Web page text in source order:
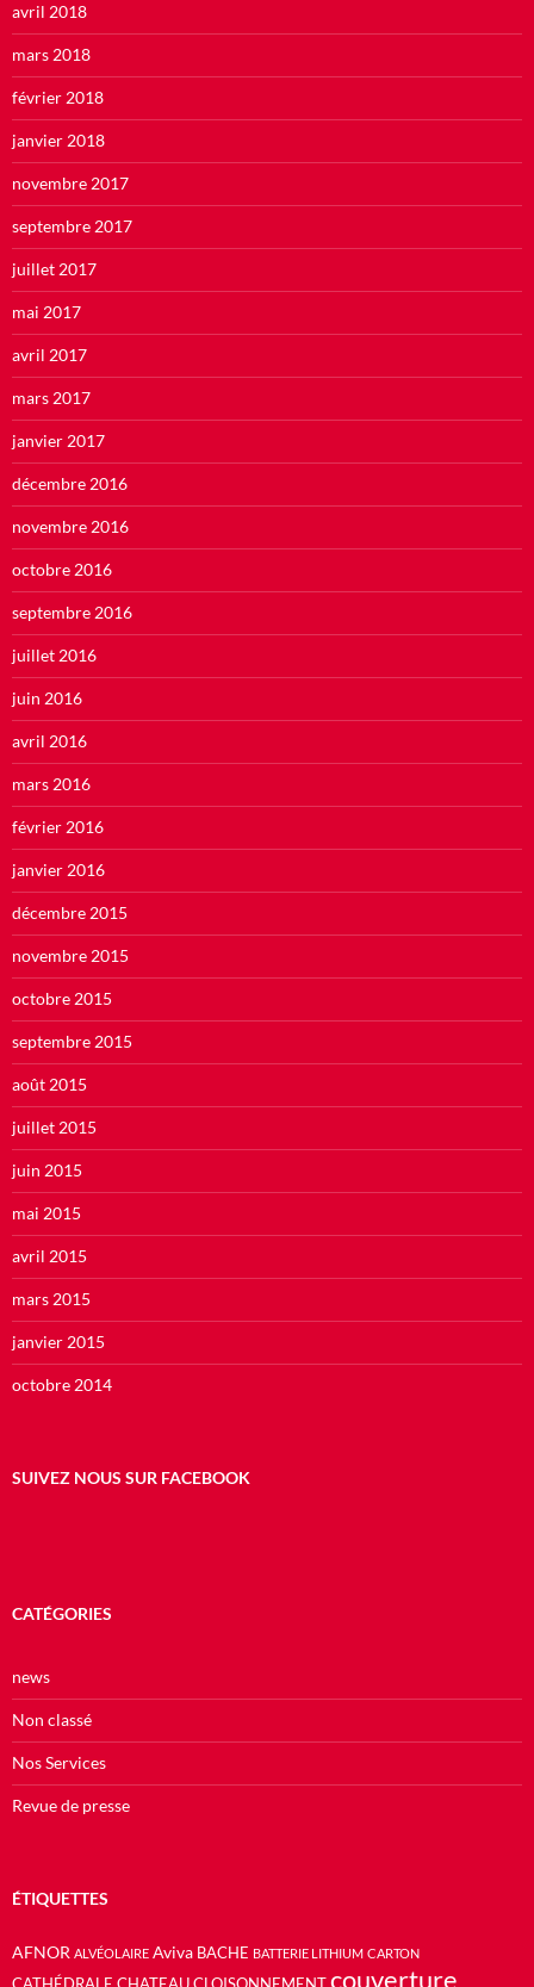
avril 2018
mars 2018
février 2018
janvier 2018
novembre 2017
septembre 2017
juillet 2017
mai 2017
avril 2017
mars 2017
janvier 2017
décembre 2016
novembre 2016
octobre 2016
septembre 2016
juillet 2016
juin 2016
avril 2016
mars 2016
février 2016
janvier 2016
décembre 2015
novembre 2015
octobre 2015
septembre 2015
août 2015
juillet 2015
juin 2015
mai 2015
avril 2015
mars 2015
janvier 2015
octobre 2014
SUIVEZ NOUS SUR FACEBOOK
CATÉGORIES
news
Non classé
Nos Services
Revue de presse
ÉTIQUETTES
AFNOR ALVÉOLAIRE Aviva BACHE BATTERIE LITHIUM CARTON
couverture